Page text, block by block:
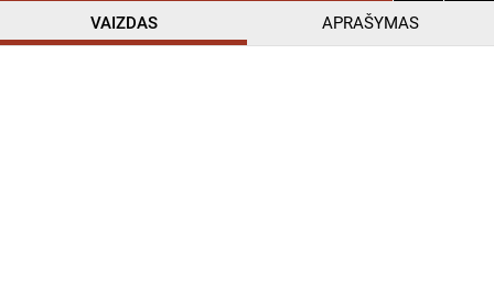
VAIZDAS APRAŠYMAS
CC BY help_outline